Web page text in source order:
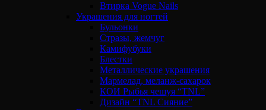
Втирка Vogue Nails
Украшения для ногтей
Бульонки
Стразы, жемчуг
Камифубуки
Блестки
Металлические украшения
Мармелад, меланж-сахарок
КОИ Рыбья чешуя “TNL”
Дизайн “TNL Сияние”